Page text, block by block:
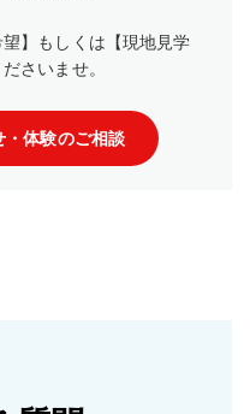
】もしくは【現地見学
さいませ。
・体験のご相談